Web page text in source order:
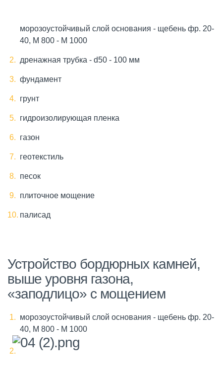
морозоустойчивый слой основания - щебень фр. 20-
40, М 800 - М 1000
дренажная трубка - d50 - 100 мм
фундамент
грунт
гидроизолирующая пленка
газон
геотекстиль
песок
плиточное мощение
палисад
Устройство бордюрных камней,
выше уровня газона,
«заподлицо» с мощением
морозоустойчивый слой основания - щебень фр. 20-
40, М 800 - М 1000